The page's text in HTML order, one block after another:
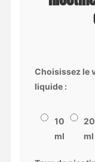
Choisissez le
liquide :
10
ml
20
ml